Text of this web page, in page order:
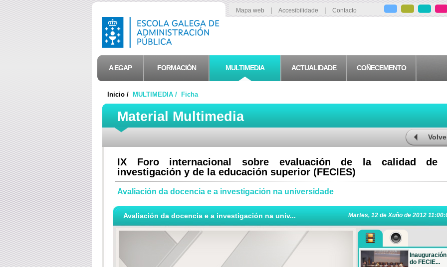
Mapa web | Accesibilidade | Contacto
A EGAP FORMACIÓN MULTIMEDIA ACTUALIDADE COÑECEMENTO
Inicio / MULTIMEDIA / Ficha
Material Multimedia
IX Foro internacional sobre evaluación de la calidad de
investigación y de la educación superior (FECIES)
Avaliación da docencia e a investigación na universidade
Avaliación da docencia e a investigación na univ... Martes, 12 de Xuño de 2012
Inauguración
do FECIE...